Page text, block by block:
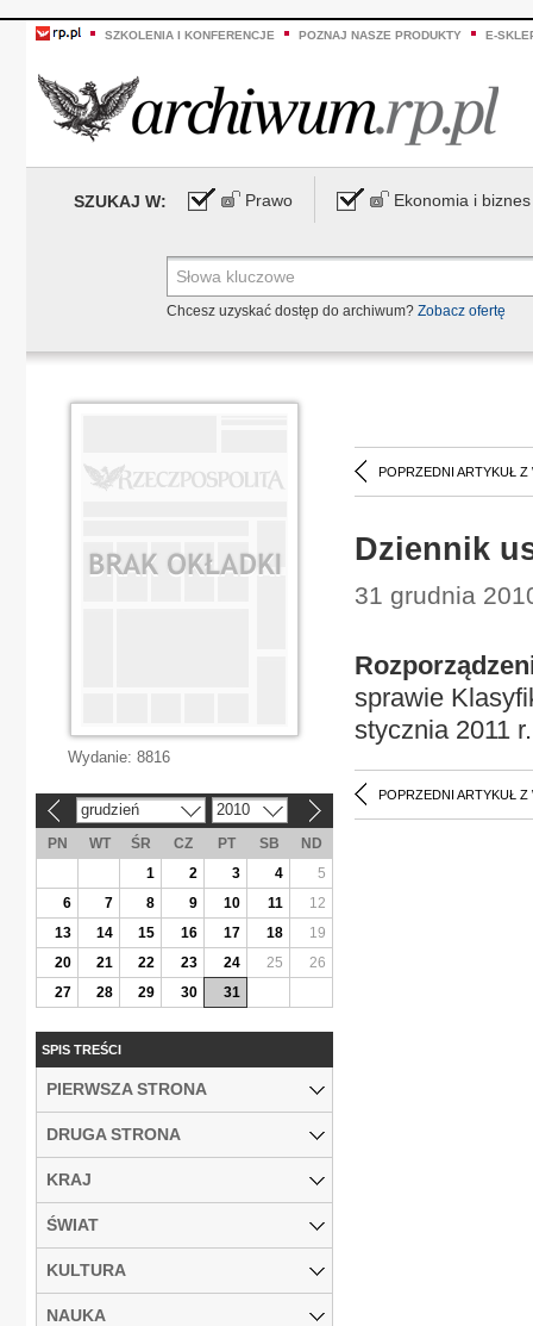
SZKOLENIA I KONFERENCJE POZNAJ NASZE PRODUKTY E-
SZUKAJ W: Prawo Ekonomia i biznes
Chcesz uzyskać dostęp do archiwum? Zobacz ofertę
POPRZEDNI ARTYKUŁ Z
Dziennik
31 grudnia
sprawie
stycznia 2011 r.
POPRZEDNI ARTYKUŁ Z
Wydanie: 8816
grudzień 2010
PN WT ŚR CZ PT SB
ND
1
2 3 4
5
6
7 8 9 10 11
12
13
14 15 16 17 18
19
20
21 22 23 24 25
26
27
28 29 30 31
SPIS TREŚCI
PIERWSZA STRONA
DRUGA STRONA
KRAJ
ŚWIAT
KULTURA
NAUKA